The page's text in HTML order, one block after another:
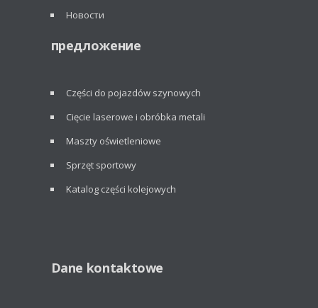
Новости
предложение
Części do pojazdów szynowych
Cięcie laserowe i obróbka metali
Maszty oświetleniowe
Sprzęt sportowy
Katalog części kolejowych
Dane kontaktowe